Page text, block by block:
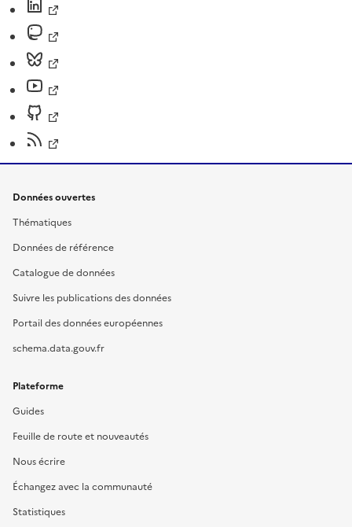
Données ouvertes
Thématiques
Données de référence
Catalogue de données
Suivre les publications des données
Portail des données européennes
schema.data.gouv.fr
Plateforme
Guides
Feuille de route et nouveautés
Nous écrire
Échangez avec la communauté
Statistiques